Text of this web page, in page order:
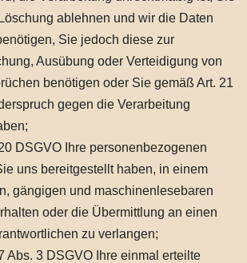
ablehnen und wir die Daten
Sie jedoch diese zur
Ausübung oder Verteidigung von
benötigen oder Sie gemäß Art. 21
gegen die Verarbeitung
DSGVO Ihre personenbezogenen
uns bereitgestellt haben, in einem
gängigen und maschinenlesebaren
oder die Übermittlung an einen
zu verlangen;
Abs. 3 DSGVO Ihre einmal erteilte